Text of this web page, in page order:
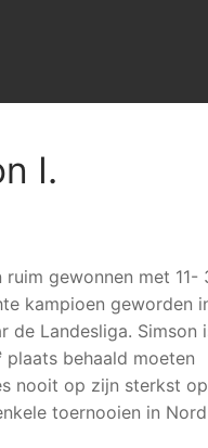
I.
gewonnen met 11-
kampioen geworden
de Landesliga. Simson
plaats behaald moeten
nooit op zijn sterkst
toernooien in Nord